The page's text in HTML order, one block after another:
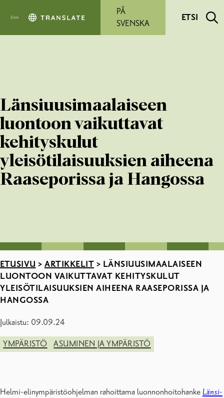
PÅ
SVENSKA
ETSI
Länsiuusimaalaiseen
luontoon vaikuttavat
kehityskulut
yleisötilaisuuksien aiheena
Raaseporissa ja Hangossa
ETUSIVU > ARTIKKELIT > LÄNSIUUSIMAALAISEEN
LUONTOON VAIKUTTAVAT KEHITYSKULUT
YLEISÖTILAISUUKSIEN AIHEENA RAASEPORISSA JA
HANGOSSA
Julkaistu: 09.09.24
YMPÄRISTÖ ASUMINEN JA YMPÄRISTÖ
Helmi-elinympäristöohjelman rahoittama luonnonhoitohanke Länsi-